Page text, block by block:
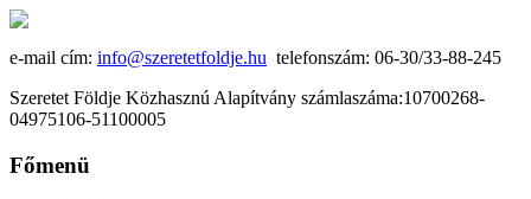
e-mail cím: info@szeretetfoldje.hu telefonszám: 06-30/33-88-245
Szeretet Földje Közhasznú Alapítvány számlaszáma:10700268-
04975106-51100005
Főmenü